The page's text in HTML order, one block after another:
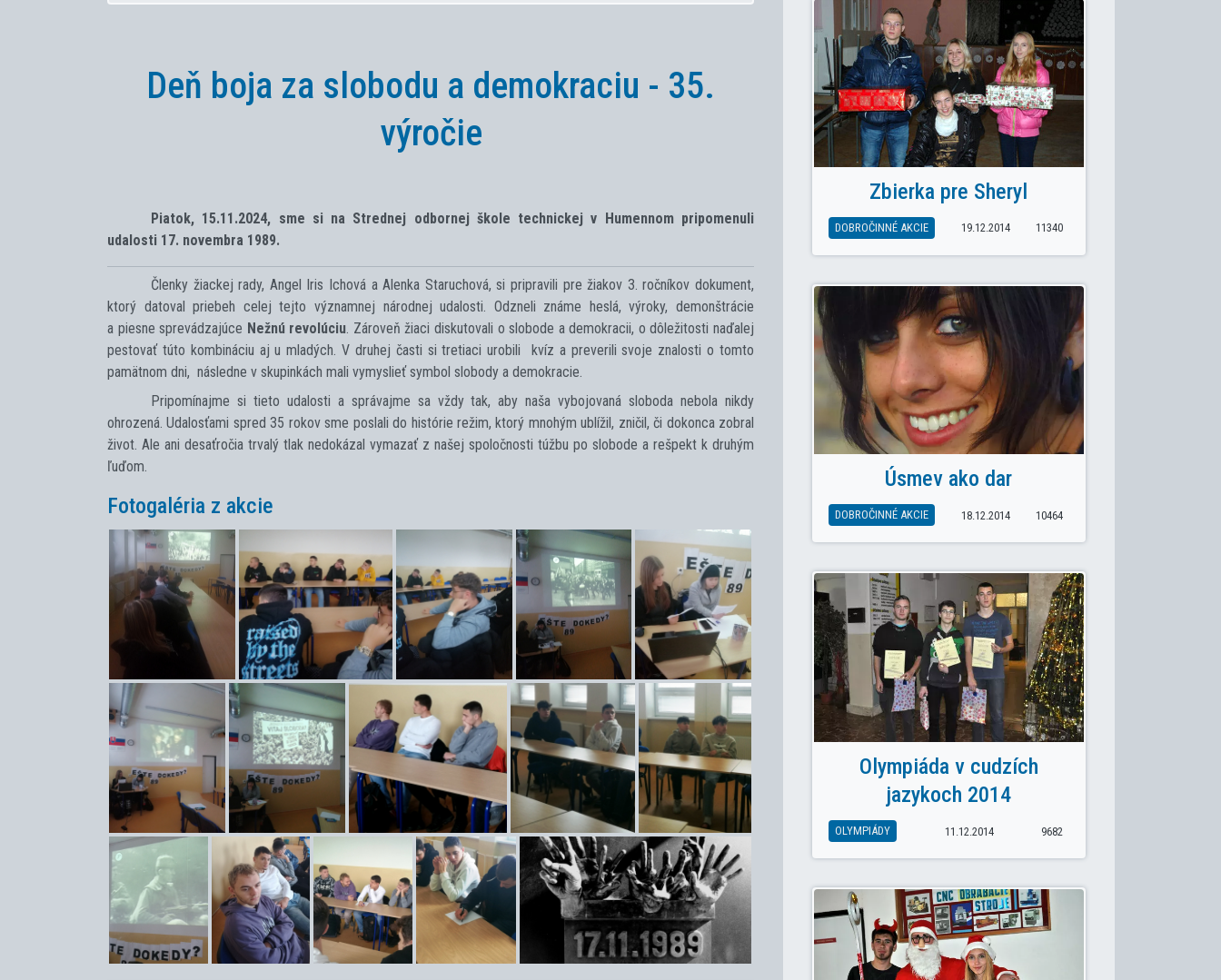
Deň boja za slobodu a demokraciu - 35.
výročie
Piatok, 15.11.2024, sme si na Strednej odbornej škole technickej v Humennom pripomenuli
udalosti 17. novembra 1989.
Členky žiackej rady, Angel Iris Ichová a Alenka Staruchová, si pripravili pre žiakov 3. ročníkov dokument,
ktorý datoval priebeh celej tejto významnej národnej udalosti. Odzneli známe heslá, výroky, demonštrácie
a piesne sprevádzajúce Nežnú revolúciu . Zároveň žiaci diskutovali o slobode a demokracii, o dôležitosti naďalej
pestovať túto kombináciu aj u mladých. V druhej časti si tretiaci urobili kvíz a preverili svoje znalosti o tomto
pamätnom dni, následne v skupinkách mali vymyslieť symbol slobody a demokracie.
Pripomínajme si tieto udalosti a správajme sa vždy tak, aby naša vybojovaná sloboda nebola nikdy
ohrozená. Udalosťami spred 35 rokov sme poslali do histórie režim, ktorý mnohým ublížil, zničil, či dokonca zobral
život. Ale ani desaťročia trvalý tlak nedokázal vymazať z našej spoločnosti túžbu po slobode a rešpekt k druhým
ľuďom.
Fotogaléria z akcie
Zbierka pre Sheryl
DOBROČINNÉ AKCIE 19.12.2014 11340
Úsmev ako dar
DOBROČINNÉ AKCIE 18.12.2014 10464
Olympiáda v cudzích
jazykoch 2014
OLYMPIÁDY 11.12.2014 9682